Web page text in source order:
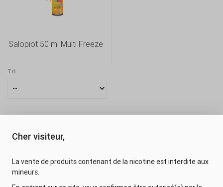
Salopiot 50 ml Multi Freeze
Tri
Cher visiteur,
La vente de produits contenant de la nicotine est interdite aux
mineurs.